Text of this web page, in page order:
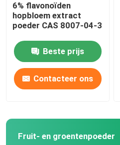
Kosmetische
Eiwitten en peptiden
Probiotica poeder
6% flavonoïden
hopbloem extract
poeder CAS 8007-04-3
Beste prijs
Contacteer ons
Fruit- en groentenpoeder